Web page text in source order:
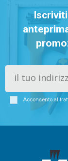
Acconsento al